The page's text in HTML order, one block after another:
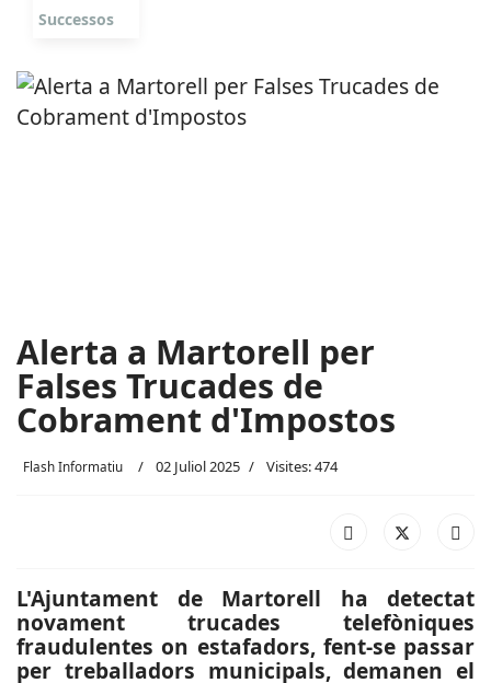
Successos
Alerta a Martorell per
Falses Trucades de
Cobrament d'Impostos
Flash Informatiu 02 Juliol 2025 Visites: 474
L'Ajuntament de Martorell ha detectat
novament trucades telefòniques
fraudulentes on estafadors, fent-se passar
per treballadors municipals, demanen el